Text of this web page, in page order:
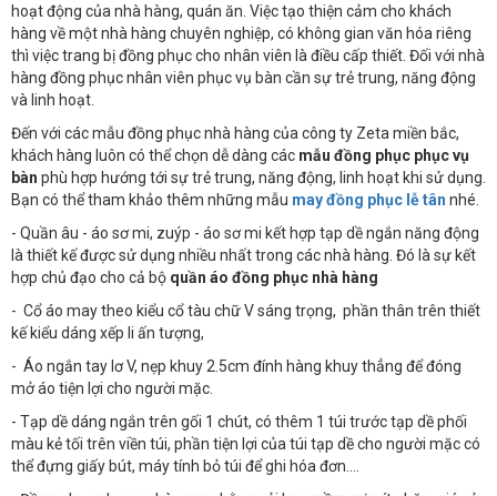
hoạt động của nhà hàng, quán ăn. Việc tạo thiện cảm cho khách
hàng về một nhà hàng chuyên nghiệp, có không gian văn hóa riêng
thì việc trang bị đồng phục cho nhân viên là điều cấp thiết. Đối với nhà
hàng đồng phục nhân viên phục vụ bàn cần sự trẻ trung, năng động
và linh hoạt.
Đến với các mẫu đồng phục nhà hàng của công ty Zeta miền bắc,
khách hàng luôn có thể chọn dễ dàng các mẫu đồng phục phục vụ
bàn phù hợp hướng tới sự trẻ trung, năng động, linh hoạt khi sử dụng.
Bạn có thể tham khảo thêm những mẫu may đồng phục lễ tân nhé.
- Quần âu - áo sơ mi, zuýp - áo sơ mi kết hợp tạp dề ngắn năng động
là thiết kế được sử dụng nhiều nhất trong các nhà hàng. Đó là sự kết
hợp chủ đạo cho cả bộ quần áo đồng phục nhà hàng
- Cổ áo may theo kiểu cổ tàu chữ V sáng trọng, phần thân trên thiết
kế kiểu dáng xếp li ấn tượng,
- Áo ngắn tay lơ V, nẹp khuy 2.5cm đính hàng khuy thẳng để đóng
mở áo tiện lợi cho người mặc.
- Tạp dề dáng ngắn trên gối 1 chút, có thêm 1 túi trước tạp dề phối
màu kẻ tối trên viền túi, phần tiện lợi của túi tạp dề cho người mặc có
thể đựng giấy bút, máy tính bỏ túi để ghi hóa đơn….